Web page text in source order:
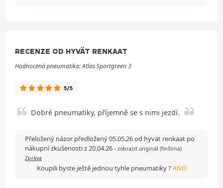
RECENZE OD HYVÄT RENKAAT
Hodnocená pneumatika: Atlas Sportgreen 3
5/5
Dobré pneumatiky, příjemně se s nimi jezdí.
Přeložený názor předložený 05.05.26 od hyvät renkaat po
nákupní zkušenosti z 20.04.26- zobrazit originál (finština)
Zpráva
Koupili byste ještě jednou tyhle pneumatiky ?ANO